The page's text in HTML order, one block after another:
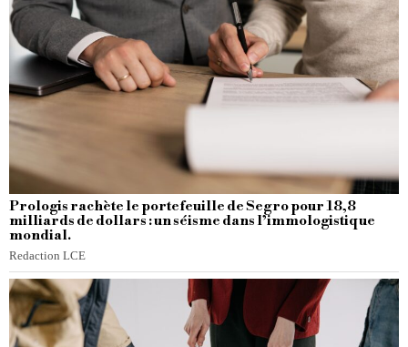
Prologis rachète le portefeuille de Segro pour 18,8
milliards de dollars : un séisme dans l’immologistique
mondial.
Redaction LCE